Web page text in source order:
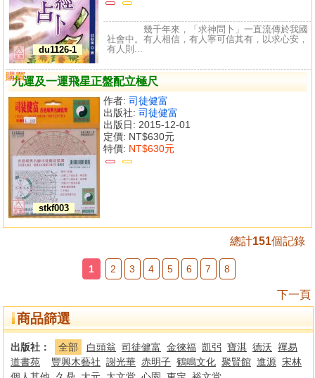
du1126-1
幾千年來，「求神問卜」一直流傳於我國
社會中。有人相信，有人寧可信其有，以求心安，
有人則...
九運及一運飛星正盤配立極尺
stkf003
作者: 司徒健富
出版社: 司徒健富
出版日: 2015-12-01
定價: NT$630元
特價: NT$630元
購買
比較
總計151個記錄
1 2 3 4 5 6 7 8
下一頁
商品篩選
出版社： 全部 白頭翁 司徒健富 金徠福 凱弜 寶淇 德沃 禪易
道書苑
豐興木藝社 謝光華 赤明子 鶴鳴文化 聚賢館 進源 宋林